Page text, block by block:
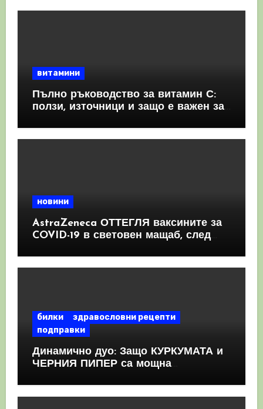
витамини
Пълно ръководство за витамин С:
ползи, източници и защо е важен за
новини
AstraZeneca ОТТЕГЛЯ ваксините за
COVID-19 в световен мащаб, след
билки
здравословни рецепти
подправки
Динамично дуо: Защо КУРКУМАТА и
ЧЕРНИЯ ПИПЕР са мощна